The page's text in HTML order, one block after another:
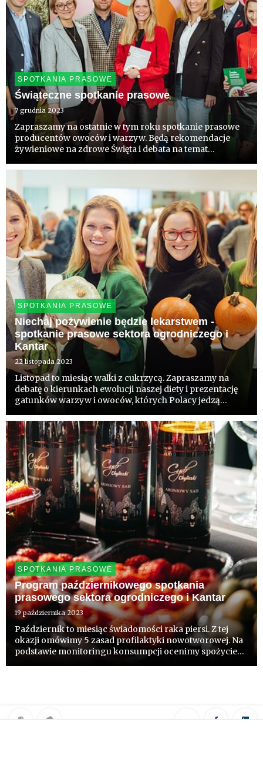
SPOTKANIA PRASOWE
Świąteczne spotkanie prasowe
7 grudnia 2023
Zapraszamy na ostatnie w tym roku spotkanie prasowe
producentów owoców i warzyw. Będą rekomendacje
żywieniowe na zdrowe Święta i debata na temat
nasze życzenia, marzenia i ambicje. Nagramy je,
SPOTKANIA PRASOWE
Niechaj pożywienie będzie lekarstwem -
spotkanie prasowe sektora ogrodniczego i
Kantar
22 listopada 2023
Listopad to miesiąc walki z cukrzycą. Zapraszamy na
debatę o kierunkach ewolucji naszej diety i prezentację
gatunków warzyw i owoców, których Polacy jedzą
sezonu 2023. Bohaterem produktowym pieczarki,
gruszki i owoce r...
SPOTKANIA PRASOWE
Program październikowego spotkania
prasowego sektora ogrodniczego i Kantar
19 października 2023
Październik to miesiąc świadomości raka piersi. Z tej
okazji omówimy 5 zasad profilaktyki nowotworowej. Na
podstawie monitoringu konsumpcji ocenimy spożycie